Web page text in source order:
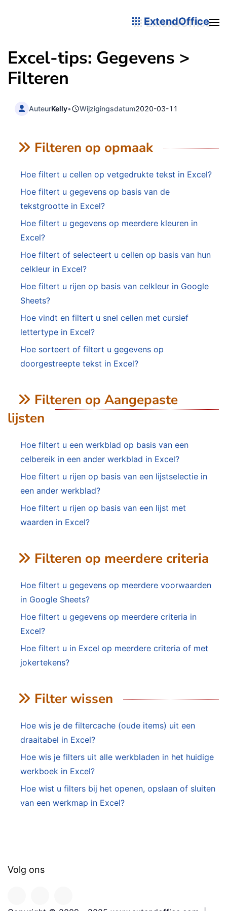
ExtendOffice
Excel-tips: Gegevens >
Filteren
AuteurKelly• Wijzigingsdatum2020-03-11
Filteren op opmaak
Hoe filtert u cellen op vetgedrukte tekst in Excel?
Hoe filtert u gegevens op basis van de
tekstgrootte in Excel?
Hoe filtert u gegevens op meerdere kleuren in
Excel?
Hoe filtert of selecteert u cellen op basis van hun
celkleur in Excel?
Hoe filtert u rijen op basis van celkleur in Google
Sheets?
Hoe vindt en filtert u snel cellen met cursief
lettertype in Excel?
Hoe sorteert of filtert u gegevens op
doorgestreepte tekst in Excel?
Filteren op Aangepaste
lijsten
Hoe filtert u een werkblad op basis van een
celbereik in een ander werkblad in Excel?
Hoe filtert u rijen op basis van een lijstselectie in
een ander werkblad?
Hoe filtert u rijen op basis van een lijst met
waarden in Excel?
Filteren op meerdere criteria
Hoe filtert u gegevens op meerdere voorwaarden
in Google Sheets?
Hoe filtert u gegevens op meerdere criteria in
Excel?
Hoe filtert u in Excel op meerdere criteria of met
jokertekens?
Filter wissen
Hoe wis je de filtercache (oude items) uit een
draaitabel in Excel?
Hoe wis je filters uit alle werkbladen in het huidige
werkboek in Excel?
Hoe wist u filters bij het openen, opslaan of sluiten
van een werkmap in Excel?
Volg ons